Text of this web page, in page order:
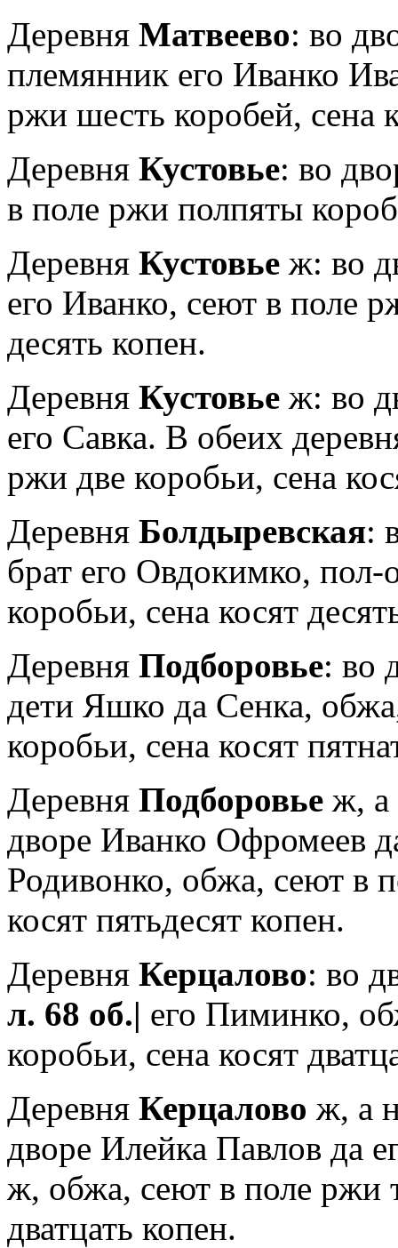
Деревня Матвеево: во
племянник его Иванко
ржи шесть коробей, сена
Деревня Кустовье: во
в поле ржи полпяты
Деревня Кустовье ж: во
его Иванко, сеют в поле
десять копен.
Деревня Кустовье ж: во
его Савка. В обеих
ржи две коробьи, сена
Деревня Болдыревская:
брат его Овдокимко,
коробьи, сена косят
Деревня Подборовье: во
дети Яшко да Сенка,
коробьи, сена косят
Деревня Подборовье ж, а
дворе Иванко Офромеев
Родивонко, обжа, сеют в
косят пятьдесят копен.
Деревня Керцалово: во
л. 68 об.| его Пиминко,
коробьи, сена косят
Деревня Керцалово ж, а
дворе Илейка Павлов да
ж, обжа, сеют в поле ржи
дватцать копен.